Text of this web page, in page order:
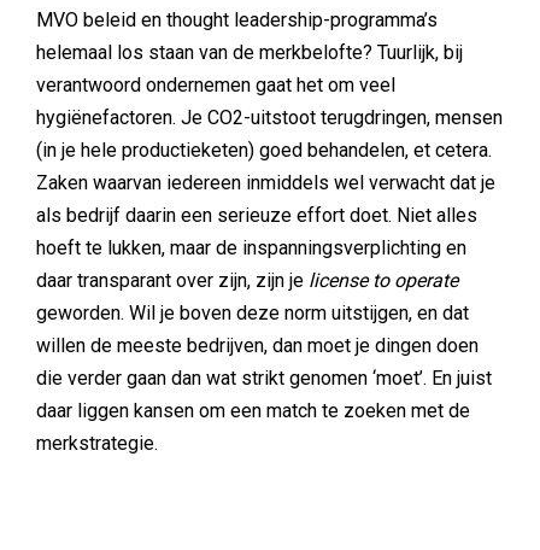
MVO beleid en thought leadership-programma’s
helemaal los staan van de merkbelofte? Tuurlijk, bij
verantwoord ondernemen gaat het om veel
hygiënefactoren. Je CO2-uitstoot terugdringen, mensen
(in je hele productieketen) goed behandelen, et cetera.
Zaken waarvan iedereen inmiddels wel verwacht dat je
als bedrijf daarin een serieuze effort doet. Niet alles
hoeft te lukken, maar de inspanningsverplichting en
daar transparant over zijn, zijn je license to operate
geworden. Wil je boven deze norm uitstijgen, en dat
willen de meeste bedrijven, dan moet je dingen doen
die verder gaan dan wat strikt genomen ‘moet’. En juist
daar liggen kansen om een match te zoeken met de
merkstrategie.